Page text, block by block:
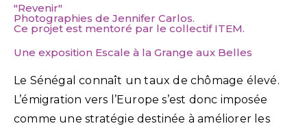
"Revenir"
Photographies de Jennifer Carlos.
Ce projet est mentoré par le collectif ITEM.
Une exposition Escale à la Grange aux Belles
Le Sénégal connaît un taux de chômage élevé.
L’émigration vers l’Europe s’est donc imposée
comme une stratégie destinée à améliorer les